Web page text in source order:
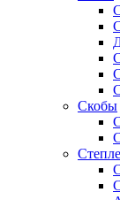
Скобы